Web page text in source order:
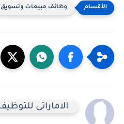
وظائف مبيعات وتسويق
الاماراتى